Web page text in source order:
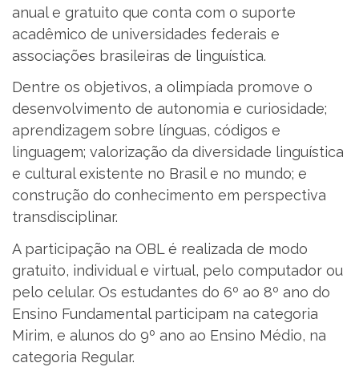
anual e gratuito que conta com o suporte
acadêmico de universidades federais e
associações brasileiras de linguística.
Dentre os objetivos, a olimpíada promove o
desenvolvimento de autonomia e curiosidade;
aprendizagem sobre línguas, códigos e
linguagem; valorização da diversidade linguística
e cultural existente no Brasil e no mundo; e
construção do conhecimento em perspectiva
transdisciplinar.
A participação na OBL é realizada de modo
gratuito, individual e virtual, pelo computador ou
pelo celular. Os estudantes do 6º ao 8º ano do
Ensino Fundamental participam na categoria
Mirim, e alunos do 9º ano ao Ensino Médio, na
categoria Regular.